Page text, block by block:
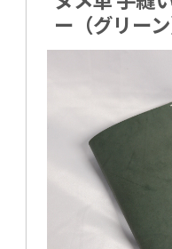
ー（グリーン